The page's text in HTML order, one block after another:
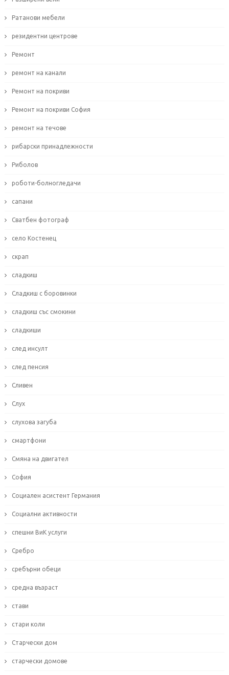
Ратанови мебели
резидентни центрове
Ремонт
ремонт на канали
Ремонт на покриви
Ремонт на покриви София
ремонт на течове
рибарски принадлежности
Риболов
роботи-болногледачи
сапани
Сватбен фотограф
село Костенец
скрап
сладкиш
Сладкиш с боровинки
сладкиш със смокини
сладкиши
след инсулт
след пенсия
Сливен
Слух
слухова загуба
смартфони
Смяна на двигател
София
Социален асистент Германия
Социални активности
спешни ВиК услуги
Сребро
сребърни обеци
средна възраст
стави
стари коли
Старчески дом
старчески домове